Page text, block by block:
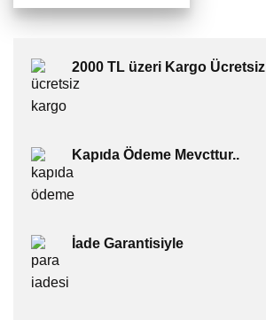
2000 TL üzeri Kargo Ücretsiz
Kapıda Ödeme Mevcttur..
İade Garantisiyle